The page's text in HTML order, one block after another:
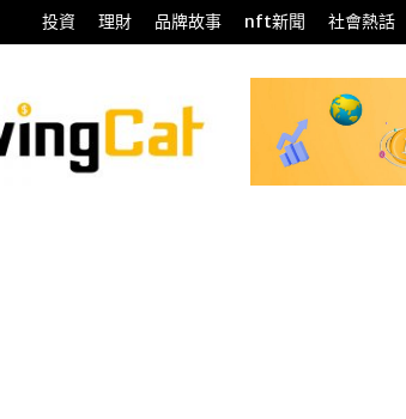
投資 理財 品牌故事 nft新聞 社會熱話